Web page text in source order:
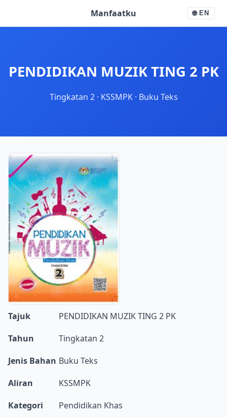
Manfaatku 🌐 EN
PENDIDIKAN MUZIK TING 2 PK
Tingkatan 2· KSSMPK· Buku Teks
Tajuk
PENDIDIKAN MUZIK TING 2 PK
Tahun
Tingkatan 2
Jenis Bahan Buku Teks
Aliran
KSSMPK
Kategori
Pendidikan Khas